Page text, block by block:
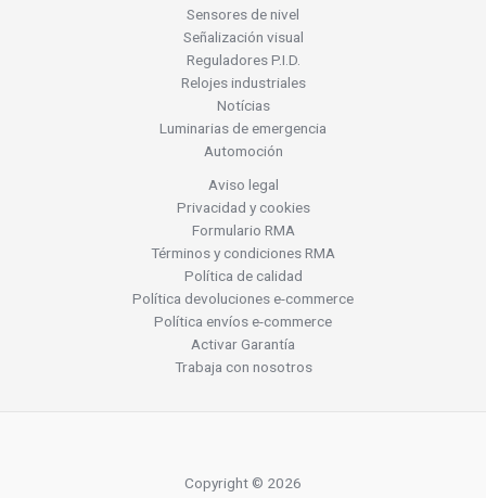
Sensores de nivel
Señalización visual
Reguladores P.I.D.
Relojes industriales
Notícias
Luminarias de emergencia
Automoción
Aviso legal
Privacidad y cookies
Formulario RMA
Términos y condiciones RMA
Política de calidad
Política devoluciones e-commerce
Política envíos e-commerce
Activar Garantía
Trabaja con nosotros
Copyright © 2026